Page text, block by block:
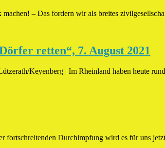
machen! – Das fordern wir als breites
retten“, 7. August 2021
Keyenberg | Im Rheinland haben heute
Durchimpfung wird es für uns